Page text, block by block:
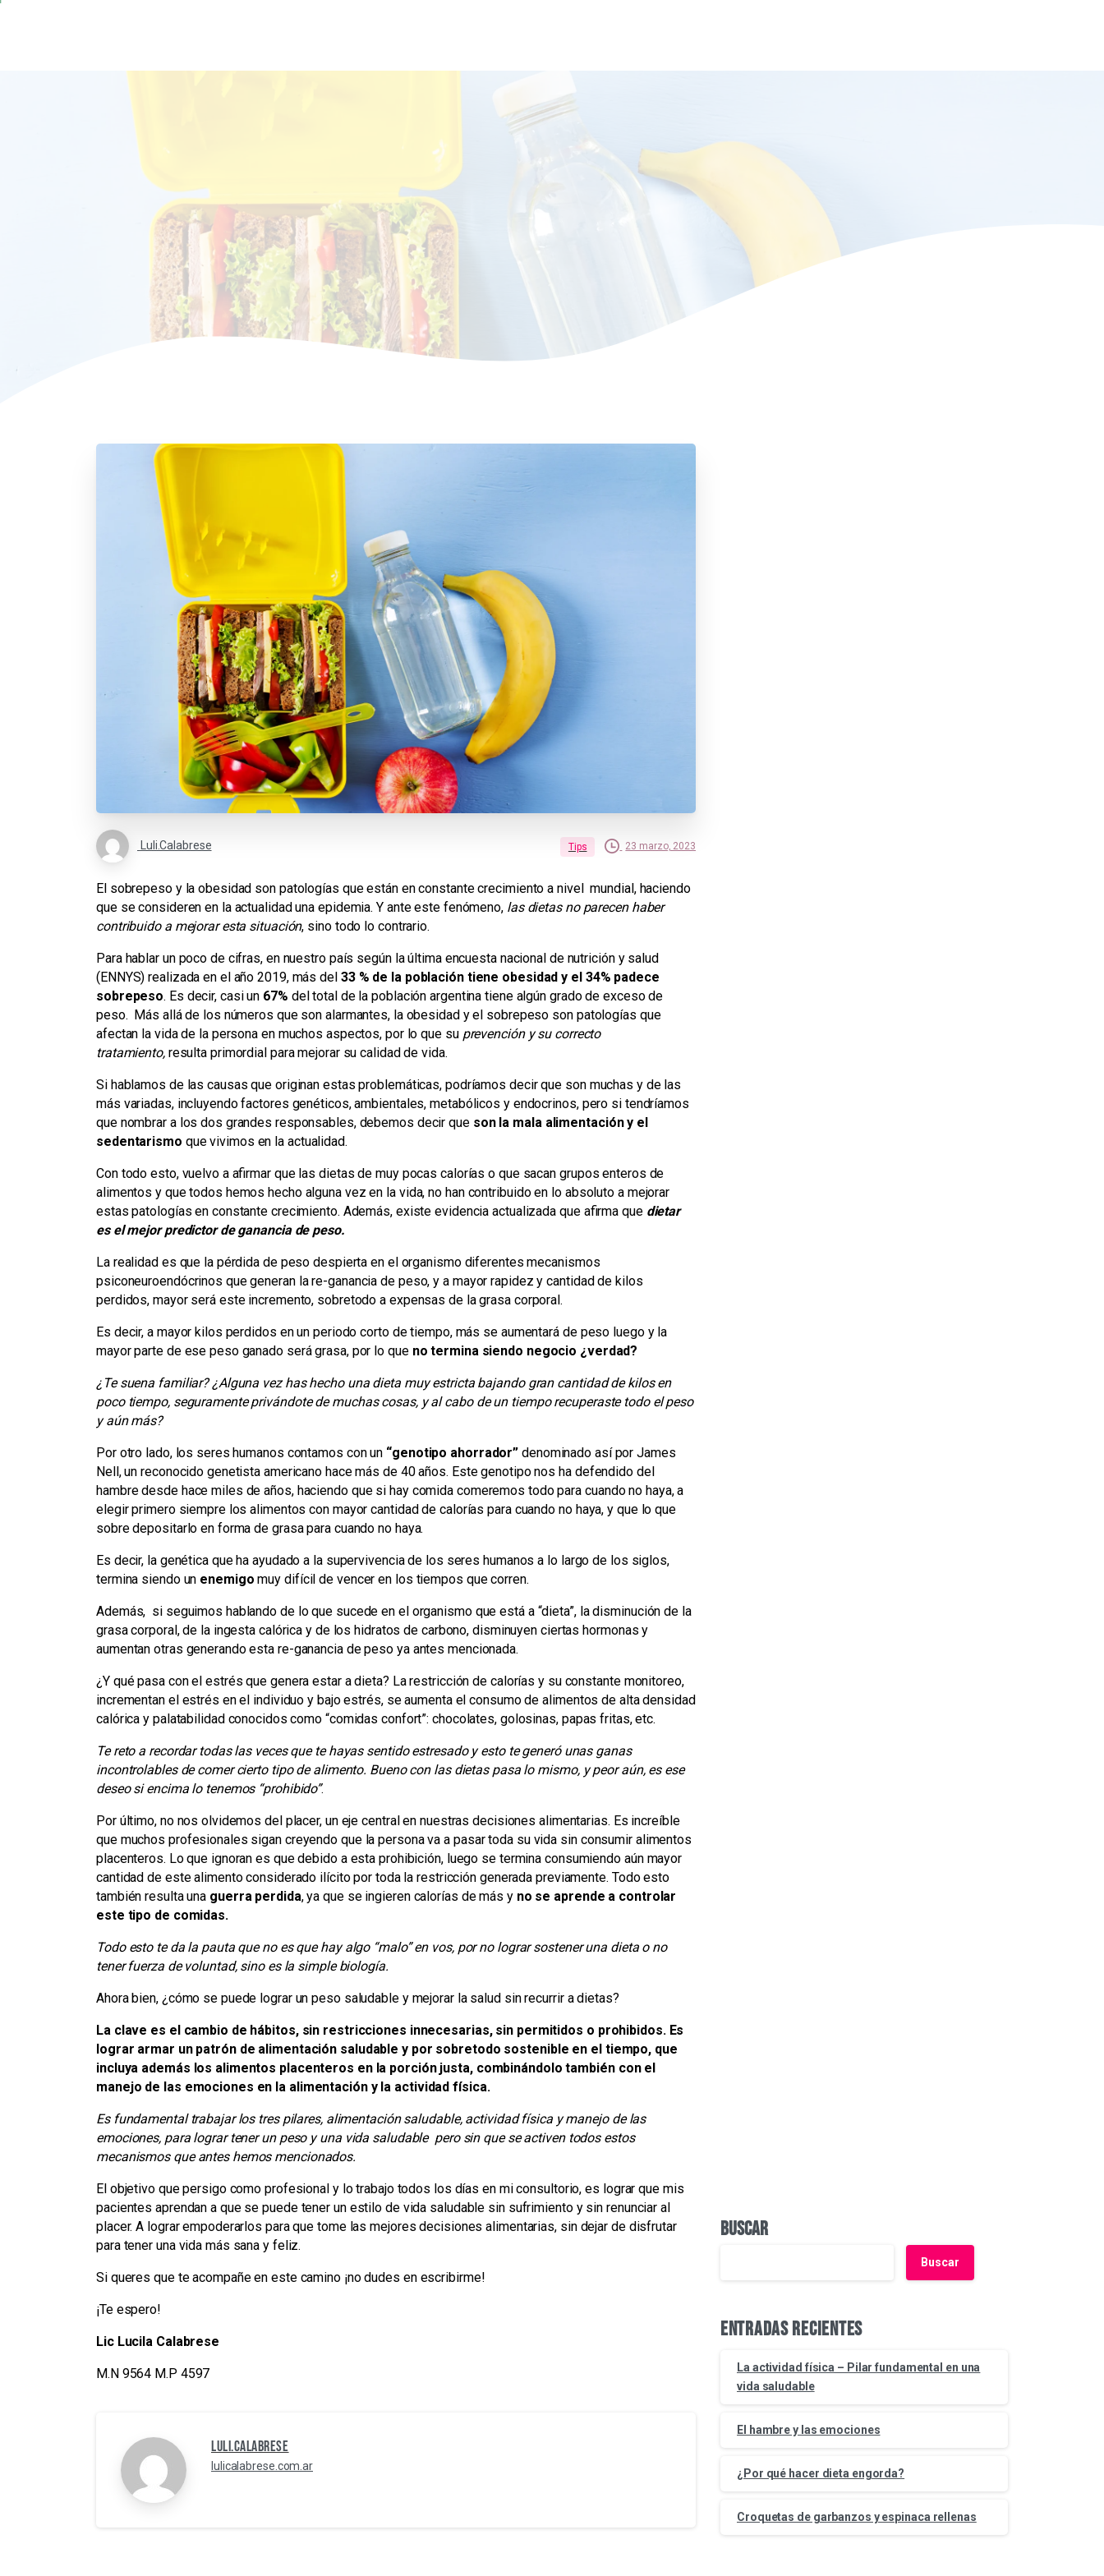
Luli.Calabrese Tips 23 marzo, 2023
El sobrepeso y la obesidad son patologías que están en constante crecimiento a nivel mundial, haciendo
que se consideren en la actualidad una epidemia. Y ante este fenómeno, las dietas no parecen haber
contribuido a mejorar esta situación, sino todo lo contrario.
Para hablar un poco de cifras, en nuestro país según la última encuesta nacional de nutrición y salud
(ENNYS) realizada en el año 2019, más del 33 % de la población tiene obesidad y el 34% padece
sobrepeso. Es decir, casi un 67% del total de la población argentina tiene algún grado de exceso de
peso. Más allá de los números que son alarmantes, la obesidad y el sobrepeso son patologías que
afectan la vida de la persona en muchos aspectos, por lo que su prevención y su correcto
tratamiento,resulta primordial para mejorar su calidad de vida.
Si hablamos de las causas que originan estas problemáticas, podríamos decir que son muchas y de las
más variadas, incluyendo factores genéticos, ambientales, metabólicos y endocrinos, pero si tendríamos
que nombrar a los dos grandes responsables, debemos decir que son la mala alimentación y el
sedentarismo que vivimos en la actualidad.
Con todo esto, vuelvo a afirmar que las dietas de muy pocas calorías o que sacan grupos enteros de
alimentos y que todos hemos hecho alguna vez en la vida, no han contribuido en lo absoluto a mejorar
estas patologías en constante crecimiento. Además, existe evidencia actualizada que afirma quedietar
es el mejor predictor de ganancia de peso.
La realidad es que la pérdida de peso despierta en el organismo diferentes mecanismos
psiconeuroendócrinos que generan la re-ganancia de peso, y a mayor rapidez y cantidad de kilos
perdidos, mayor será este incremento, sobretodo a expensas de la grasa corporal.
Es decir, a mayor kilos perdidos en un periodo corto de tiempo, más se aumentará de peso luego y la
mayor parte de ese peso ganado será grasa, por lo que no termina siendo negocio ¿verdad?
¿Te suena familiar? ¿Alguna vez has hecho una dieta muy estricta bajando gran cantidad de kilos en
poco tiempo, seguramente privándote de muchas cosas, y al cabo de un tiempo recuperaste todo el peso
y aún más?
Por otro lado, los seres humanos contamos con un “genotipo ahorrador” denominado así por James
Nell, un reconocido genetista americano hace más de 40 años. Este genotipo nos ha defendido del
hambre desde hace miles de años, haciendo que si hay comida comeremos todo para cuando no haya, a
elegir primero siempre los alimentos con mayor cantidad de calorías para cuando no haya, y que lo que
sobre depositarlo en forma de grasa para cuando no haya.
Es decir, la genética que ha ayudado a la supervivencia de los seres humanos a lo largo de los siglos,
termina siendo un enemigo muy difícil de vencer en los tiempos que corren.
Además, si seguimos hablando de lo que sucede en el organismo que está a “dieta”, la disminución de la
grasa corporal, de la ingesta calórica y de los hidratos de carbono, disminuyen ciertas hormonas y
aumentan otras generando esta re-ganancia de peso ya antes mencionada.
¿Y qué pasa con el estrés que genera estar a dieta? La restricción de calorías y su constante monitoreo,
incrementan el estrés en el individuo y bajo estrés, se aumenta el consumo de alimentos de alta densidad
calórica y palatabilidad conocidos como “comidas confort”: chocolates, golosinas, papas fritas, etc.
Te reto a recordar todas las veces que te hayas sentido estresado y esto te generó unas ganas
incontrolables de comer cierto tipo de alimento. Bueno con las dietas pasa lo mismo, y peor aún, es ese
deseo si encima lo tenemos “prohibido”.
Por último, no nos olvidemos del placer, un eje central en nuestras decisiones alimentarias. Es increíble
que muchos profesionales sigan creyendo que la persona va a pasar toda su vida sin consumir alimentos
placenteros. Lo que ignoran es que debido a esta prohibición, luego se termina consumiendo aún mayor
cantidad de este alimento considerado ilícito por toda la restricción generada previamente. Todo esto
también resulta una guerra perdida, ya que se ingieren calorías de más y no se aprende a controlar
este tipo de comidas.
Todo esto te da la pauta que no es que hay algo “malo” en vos, por no lograr sostener una dieta o no
tener fuerza de voluntad, sino es la simple biología.
Ahora bien, ¿cómo se puede lograr un peso saludable y mejorar la salud sin recurrir a dietas?
La clave es el cambio de hábitos, sin restricciones innecesarias, sin permitidos o prohibidos. Es
lograr armar un patrón de alimentación saludable y por sobretodo sostenible en el tiempo, que
incluya además los alimentos placenteros en la porción justa, combinándolo también con el
manejo de las emociones en la alimentación y la actividad física.
Es fundamental trabajar los tres pilares, alimentación saludable, actividad física y manejo de las
emociones, para lograr tener un peso y una vida saludable pero sin que se activen todos estos
mecanismos que antes hemos mencionados.
El objetivo que persigo como profesional y lo trabajo todos los días en mi consultorio, es lograr que mis
pacientes aprendan a que se puede tener un estilo de vida saludable sin sufrimiento y sin renunciar al
placer. A lograr empoderarlos para que tome las mejores decisiones alimentarias, sin dejar de disfrutar
para tener una vida más sana y feliz.
Si queres que te acompañe en este camino ¡no dudes en escribirme!
¡Te espero!
Lic Lucila Calabrese
M.N 9564 M.P 4597
Luli.Calabrese
lulicalabrese.com.ar
Buscar
Buscar
Entradas recientes
La actividad física – Pilar fundamental en una
vida saludable
El hambre y las emociones
¿Por qué hacer dieta engorda?
Croquetas de garbanzos y espinaca rellenas